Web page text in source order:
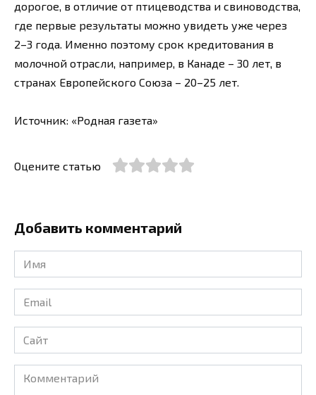
дорогое, в отличие от птицеводства и свиноводства,
где первые результаты можно увидеть уже через
2–3 года. Именно поэтому срок кредитования в
молочной отрасли, например, в Канаде – 30 лет, в
странах Европейского Союза – 20–25 лет.
Источник: «Родная газета»
Оцените статью
Добавить комментарий
Имя
*
Email
*
Сайт
Комментарий